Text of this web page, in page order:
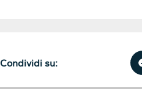
Condividi su: